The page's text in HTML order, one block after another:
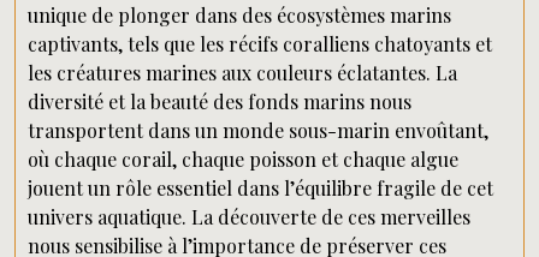
unique de plonger dans des écosystèmes marins
captivants, tels que les récifs coralliens chatoyants et
les créatures marines aux couleurs éclatantes. La
diversité et la beauté des fonds marins nous
transportent dans un monde sous-marin envoûtant,
où chaque corail, chaque poisson et chaque algue
jouent un rôle essentiel dans l’équilibre fragile de cet
univers aquatique. La découverte de ces merveilles
nous sensibilise à l’importance de préserver ces